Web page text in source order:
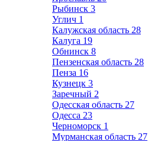
Рыбинск 3
Углич 1
Калужская область 28
Калуга 19
Обнинск 8
Пензенская область 28
Пенза 16
Кузнецк 3
Заречный 2
Одесская область 27
Одесса 23
Черноморск 1
Мурманская область 27